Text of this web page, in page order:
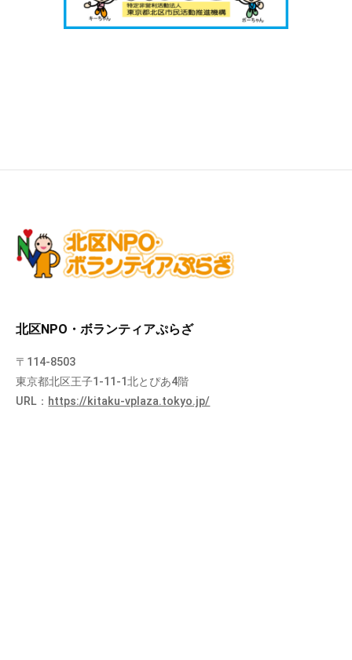
北区NPO・ボランティアぷらざ
〒114-8503
東京都北区王子1-11-1北とぴあ4階
URL： https://kitaku-vplaza.tokyo.jp/